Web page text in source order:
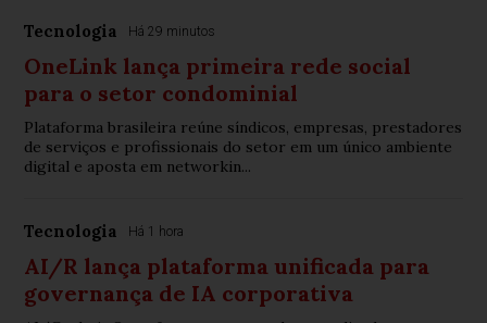
Tecnologia Há 29 minutos
OneLink lança primeira rede social
para o setor condominial
Plataforma brasileira reúne síndicos, empresas, prestadores
de serviços e profissionais do setor em um único ambiente
digital e aposta em networkin...
Tecnologia Há 1 hora
AI/R lança plataforma unificada para
governança de IA corporativa